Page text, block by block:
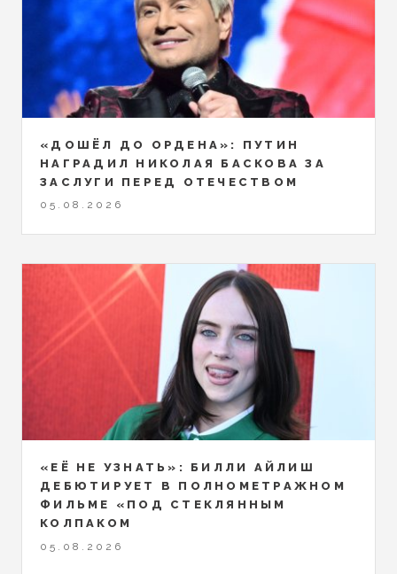
«ДОШЁЛ ДО ОРДЕНА»: ПУТИН
НАГРАДИЛ НИКОЛАЯ БАСКОВА ЗА
ЗАСЛУГИ ПЕРЕД ОТЕЧЕСТВОМ
05.08.2026
«ЕЁ НЕ УЗНАТЬ»: БИЛЛИ АЙЛИШ
ДЕБЮТИРУЕТ В ПОЛНОМЕТРАЖНОМ
ФИЛЬМЕ «ПОД СТЕКЛЯННЫМ
КОЛПАКОМ
05.08.2026